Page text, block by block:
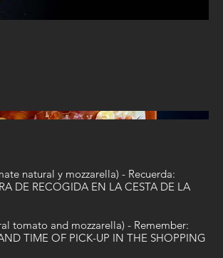
natural y mozzarella) - Recuerda:
DE RECOGIDA EN LA CESTA DE LA
tomato and mozzarella) - Remember:
TIME OF PICK-UP IN THE SHOPPING